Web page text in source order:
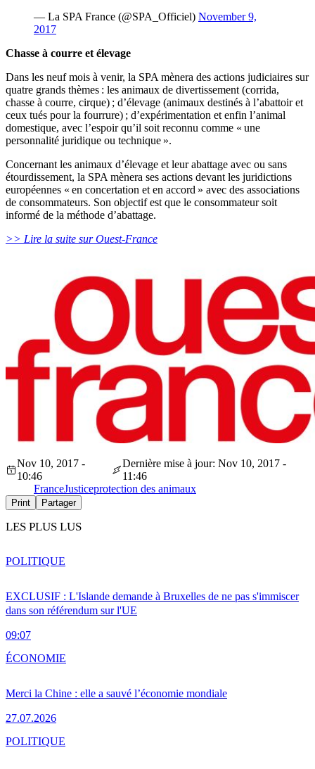
— La SPA France (@SPA_Officiel) November 9,
2017
Chasse à courre et élevage
Dans les neuf mois à venir, la SPA mènera des actions judiciaires sur
quatre grands thèmes : les animaux de divertissement (corrida,
chasse à courre, cirque) ; d’élevage (animaux destinés à l’abattoir et
ceux tués pour la fourrure) ; d’expérimentation et enfin l’animal
domestique, avec l’espoir qu’il soit reconnu comme « une
personnalité juridique ou technique ».
Concernant les animaux d’élevage et leur abattage avec ou sans
étourdissement, la SPA mènera ses actions devant les juridictions
européennes « en concertation et en accord » avec des associations
de consommateurs. Son objectif est que le consommateur soit
informé de la méthode d’abattage.
>> Lire la suite sur Ouest-France
Nov 10, 2017 -
10:46
Dernière mise à jour: Nov 10, 2017 -
11:46
FranceJusticeprotection des animaux
Print Partager
LES PLUS LUS
EXCLUSIF : L'Islande demande à Bruxelles de ne pas s'immiscer
dans son référendum sur l'UE
09:07
POLITIQUE
Merci la Chine : elle a sauvé l’économie mondiale
27.07.2026
ÉCONOMIE
POLITIQUE